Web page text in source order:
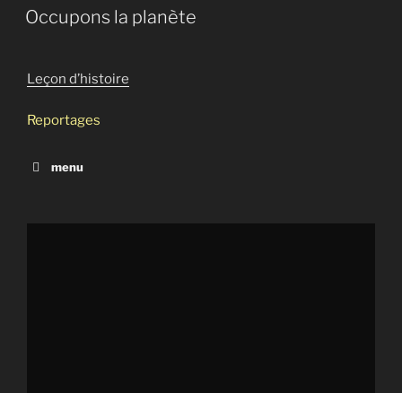
Occupons la planète
Leçon d’histoire
Reportages
menu